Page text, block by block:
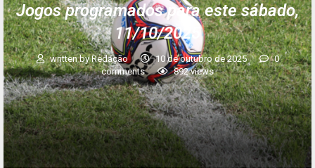
Jogos programados para este sábado,
11/10/2025
written byRedação 10 de outubro de 2025
0
comments
892views